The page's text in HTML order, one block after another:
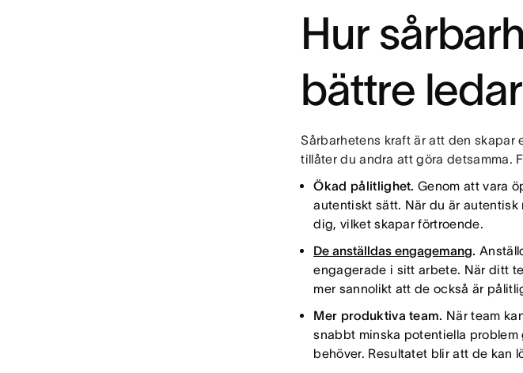
Hur
bättre
Sårbarhetens kraft är att den skapar
tillåter du andra att göra detsamma.
Ökad pålitlighet. Genom att vara
autentiskt sätt. När du är
dig, vilket skapar förtroende.
De anställdas engagemang.
engagerade i sitt arbete. När ditt
mer sannolikt att de också är
Mer produktiva team. När team
snabbt minska potentiella
behöver. Resultatet blir att de kan